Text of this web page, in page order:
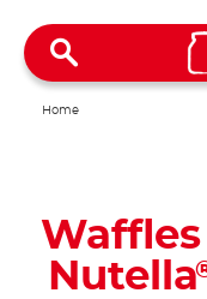
Home
Nutella